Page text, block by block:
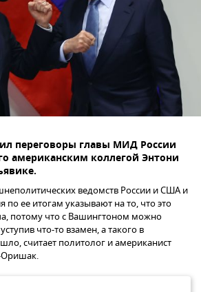
переговоры главы МИД России
американским коллегой Энтони
ведомств России и США и
по ее итогам указывают на то, что это
потому что с Вашингтоном можно
что-то взамен, а такого в
считает политолог и американист
Оришак.